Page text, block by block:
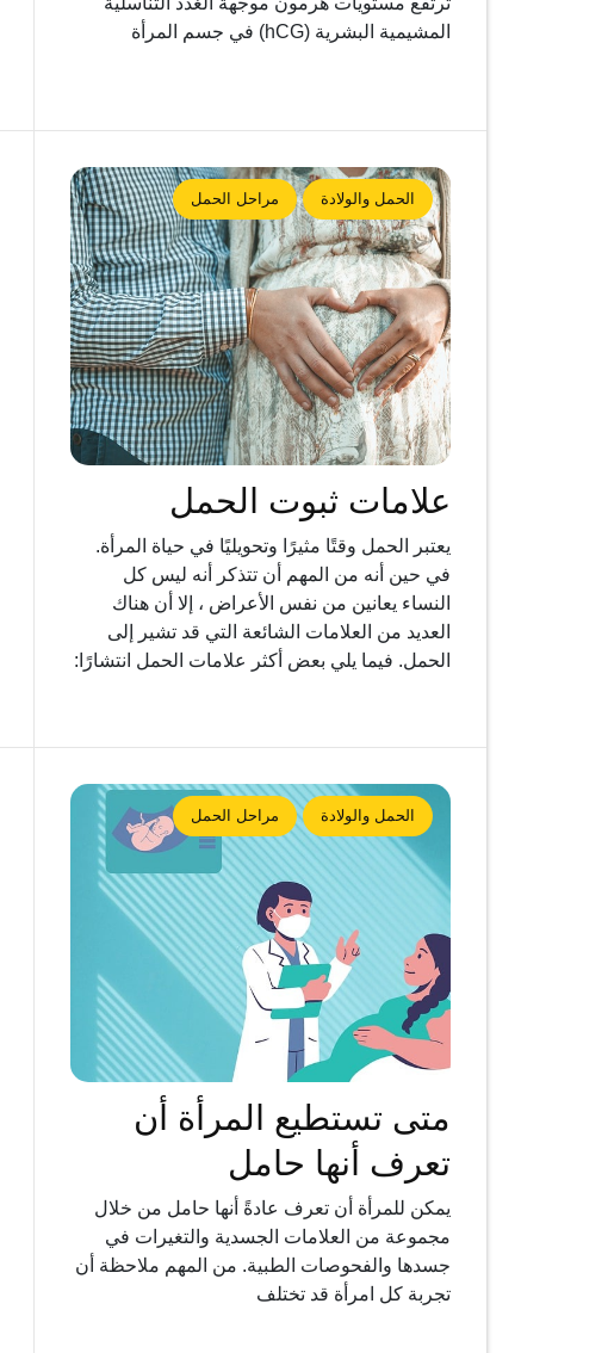
المشيمية البشرية (hCG) في جسم المرأة
الحمل والولادة مراحل الحمل
علامات ثبوت الحمل
يعتبر الحمل وقتًا مثيرًا وتحويليًا في حياة المرأة.
في حين أنه من المهم أن تتذكر أنه ليس كل
النساء يعانين من نفس الأعراض ، إلا أن هناك
العديد من العلامات الشائعة التي قد تشير إلى
الحمل. فيما يلي بعض أكثر علامات الحمل انتشارًا:
الحمل والولادة مراحل الحمل
متى تستطيع المرأة أن
تعرف أنها حامل
يمكن للمرأة أن تعرف عادةً أنها حامل من خلال
مجموعة من العلامات الجسدية والتغيرات في
جسدها والفحوصات الطبية. من المهم ملاحظة أن
تجربة كل امرأة قد تختلف